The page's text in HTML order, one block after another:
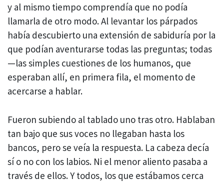
y al mismo tiempo comprendía que no podía
llamarla de otro modo. Al levantar los párpados
había descubierto una extensión de sabiduría por la
que podían aventurarse todas las preguntas; todas
—las simples cuestiones de los humanos, que
esperaban allí, en primera fila, el momento de
acercarse a hablar.
Fueron subiendo al tablado uno tras otro. Hablaban
tan bajo que sus voces no llegaban hasta los
bancos, pero se veía la respuesta. La cabeza decía
sí o no con los labios. Ni el menor aliento pasaba a
través de ellos. Y todos, los que estábamos cerca